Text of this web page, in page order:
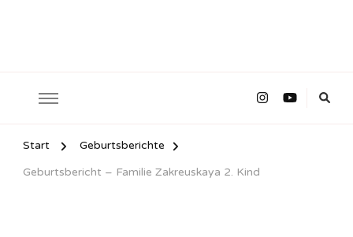
Start
Geburtsberichte
Geburtsbericht – Familie Zakreuskaya 2. Kind